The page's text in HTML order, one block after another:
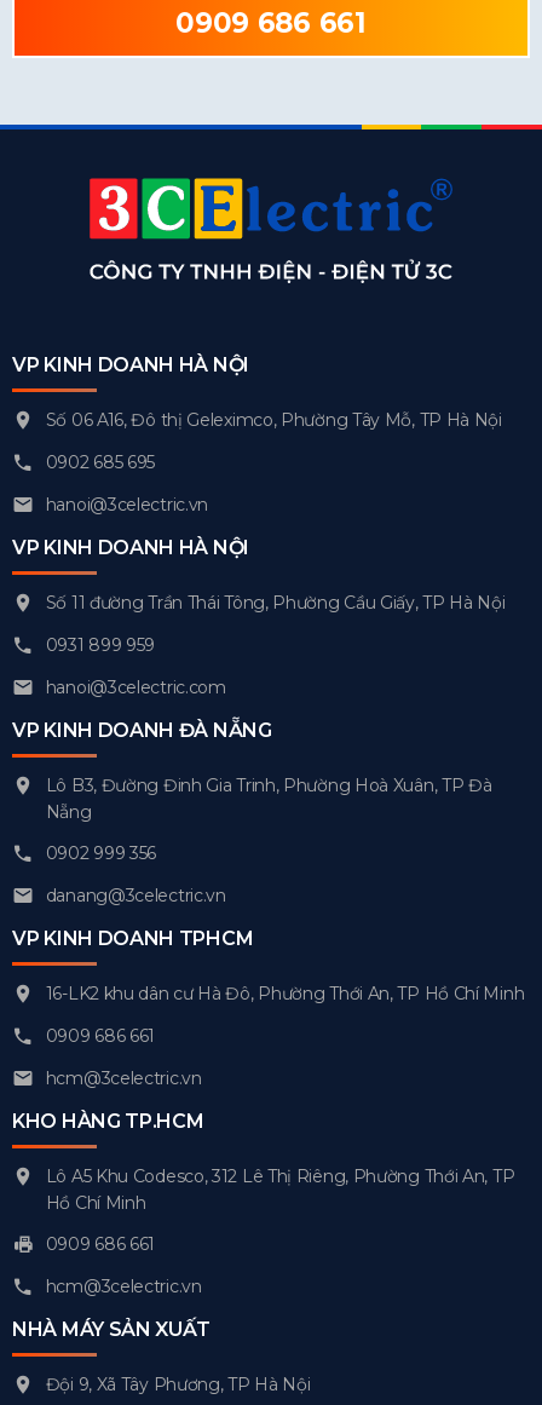
0909 686 661
VP KINH DOANH HÀ NỘI
Số 06 A16, Đô thị Geleximco, Phường Tây Mỗ, TP Hà Nội
0902 685 695
hanoi@3celectric.vn
VP KINH DOANH HÀ NỘI
Số 11 đường Trần Thái Tông, Phường Cầu Giấy, TP Hà Nội
0931 899 959
hanoi@3celectric.com
VP KINH DOANH ĐÀ NẴNG
Lô B3, Đường Đinh Gia Trinh, Phường Hoà Xuân, TP Đà
Nẵng
0902 999 356
danang@3celectric.vn
VP KINH DOANH TPHCM
16-LK2 khu dân cư Hà Đô, Phường Thới An, TP Hồ Chí Minh
0909 686 661
hcm@3celectric.vn
KHO HÀNG TP.HCM
Lô A5 Khu Codesco, 312 Lê Thị Riêng, Phường Thới An, TP
Hồ Chí Minh
0909 686 661
hcm@3celectric.vn
NHÀ MÁY SẢN XUẤT
Đội 9, Xã Tây Phương, TP Hà Nội